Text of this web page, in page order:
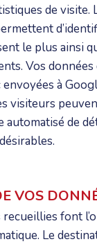
de visite.
le plus ainsi
Vos
à
visiteurs
automatisé de
VOS
font
Le